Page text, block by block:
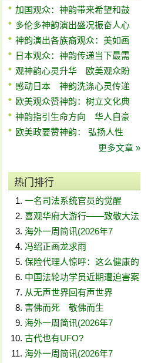
加国观众：神韵带来希望和鼓
多伦多神韵演出盛况振奋人心
神韵演出各族裔观众：美如画
日本观众：神韵传递当下最需
观神韵心灵升华 欧美观众盼
感动日本 神韵洗涤心灵传递
欧美观众赞神韵：树立文化典
神韵指引生命方向 华人自豪
欧美政要赞神韵： 弘扬人性
更多文章 »
热门排行
一名司法系统官员的觉醒
喜观华府大游行——致敬大法
海外一周简讯(2026年7
冯绍正画龙求雨
保险代理人惊呼：这么健康的
中国法轮功学员近期遭迫害案
从无声世界回有声世界
害佛而死 敬佛而生
海外一周简讯(2026年7
古代也有UFO?
海外一周简讯(2026年7